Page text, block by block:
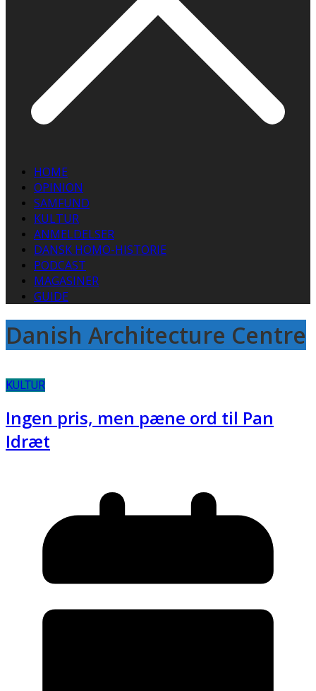
HOME
OPINION
SAMFUND
KULTUR
ANMELDELSER
DANSK HOMO-HISTORIE
PODCAST
MAGASINER
GUIDE
Danish Architecture Centre
KULTUR
Ingen pris, men pæne ord til Pan
Idræt